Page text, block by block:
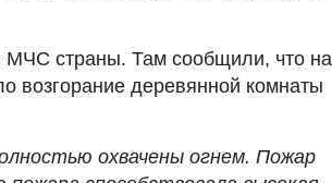
страны. Там сообщили, что на
возгорание деревянной комнаты
охвачены огнем. Пожар